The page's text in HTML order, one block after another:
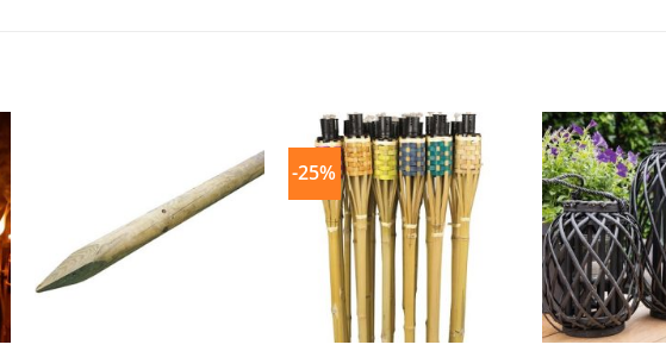
Dodaj
na
-25%
Dodaj
na
listu
želja